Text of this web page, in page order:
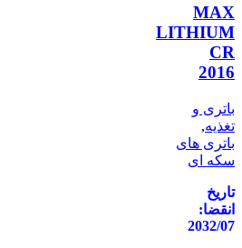
MAX
LITHIUM
CR
2016
باتری و
تغذیه,
باتری های
سکه ای
تاریخ
انقضا:
2032/07